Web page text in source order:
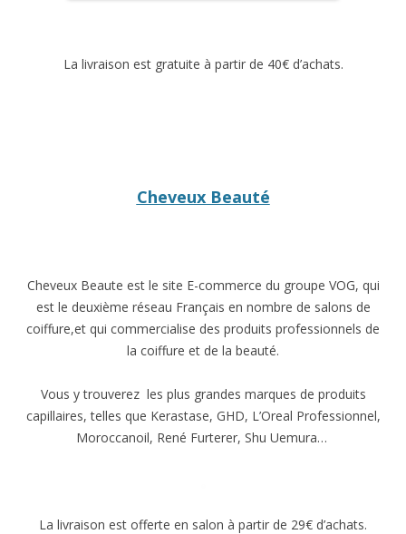
La livraison est gratuite à partir de 40€ d’achats.
Cheveux Beauté
Cheveux Beaute est le site E-commerce du groupe VOG, qui
est le deuxième réseau Français en nombre de salons de
coiffure,et qui commercialise des produits professionnels de
la coiffure et de la beauté.
Vous y trouverez les plus grandes marques de produits
capillaires, telles que Kerastase, GHD, L’Oreal Professionnel,
Moroccanoil, René Furterer, Shu Uemura…
La livraison est offerte en salon à partir de 29€ d’achats.